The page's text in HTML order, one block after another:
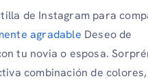
de Instagram para
agradable Deseo de
tu novia o esposa.
combinación de